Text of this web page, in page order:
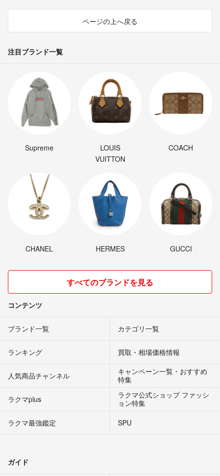
ページの上へ戻る
注目ブランド一覧
Supreme
LOUIS
VUITTON
COACH
CHANEL HERMES GUCCI
すべてのブランドを見る
コンテンツ
ブランド一覧 カテゴリ一覧
ランキング 買取・相場価格情報
人気商品チャンネル
キャンペーン一覧・おすすめ
特集
ラクマplus
ラクマ公式ショップ ファッシ
ョン特集
ラクマ最強鑑定
SPU
ガイド